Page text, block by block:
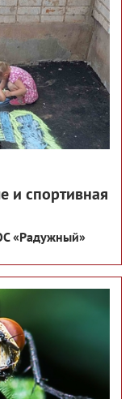
и спортивная
«Радужный»